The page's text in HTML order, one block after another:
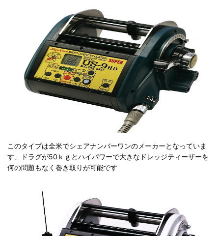
このタイプは全米でシェアナンバーワンのメーカーとなっていま
す、ドラグが50ｋｇとハイパワーで大きなドレッジティーザーを
何の問題もなく巻き取りが可能です